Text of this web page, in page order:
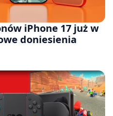
iPhone 17 już w
doniesienia